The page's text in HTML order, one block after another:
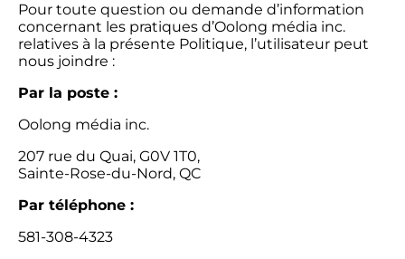
Pour toute question ou demande d’information
concernant les pratiques d’Oolong média inc.
relatives à la présente Politique, l’utilisateur peut
nous joindre :
Par la poste :
Oolong média inc.
207 rue du Quai, G0V 1T0,
Sainte-Rose-du-Nord, QC
Par téléphone :
581-308-4323